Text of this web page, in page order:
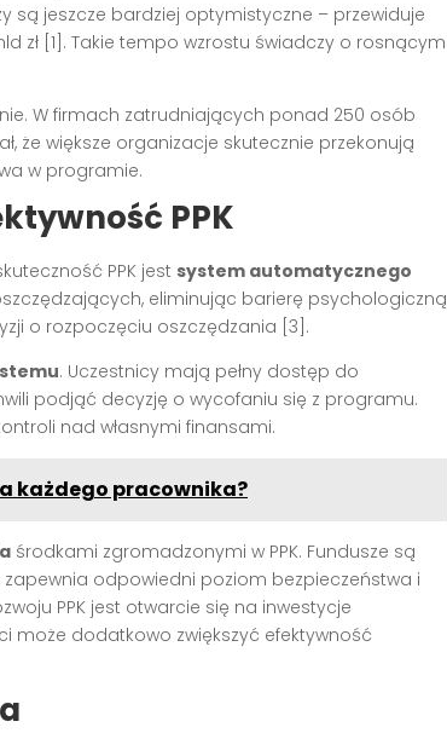
są jeszcze bardziej optymistyczne – przewiduje
zł [1]. Takie tempo wzrostu świadczy o rosnącym
W firmach zatrudniających ponad 250 osób
że większe organizacje skutecznie przekonują
w programie.
PPK
PPK jest system automatycznego
eliminując barierę psychologiczną
o rozpoczęciu oszczędzania [3].
. Uczestnicy mają pełny dostęp do
podjąć decyzję o wycofaniu się z programu.
nad własnymi finansami.
każdego pracownika?
środkami zgromadzonymi w PPK. Fundusze są
odpowiedni poziom bezpieczeństwa i
PPK jest otwarcie się na inwestycje
może dodatkowo zwiększyć efektywność